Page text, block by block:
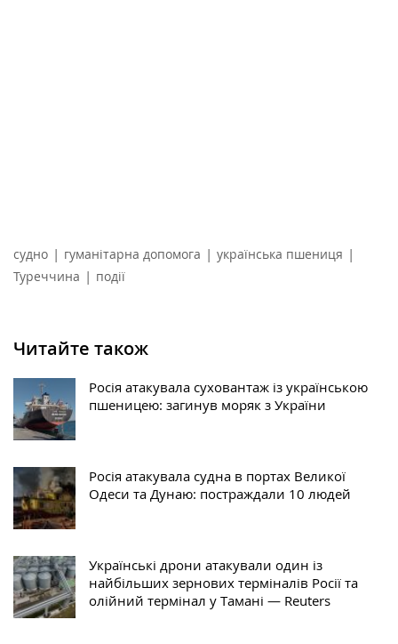
судно | гуманітарна допомога | українська пшениця |
Туреччина | події
Читайте також
Росія атакувала суховантаж із українською
пшеницею: загинув моряк з України
Росія атакувала судна в портах Великої
Одеси та Дунаю: постраждали 10 людей
Українські дрони атакували один із
найбільших зернових терміналів Росії та
олійний термінал у Тамані — Reuters